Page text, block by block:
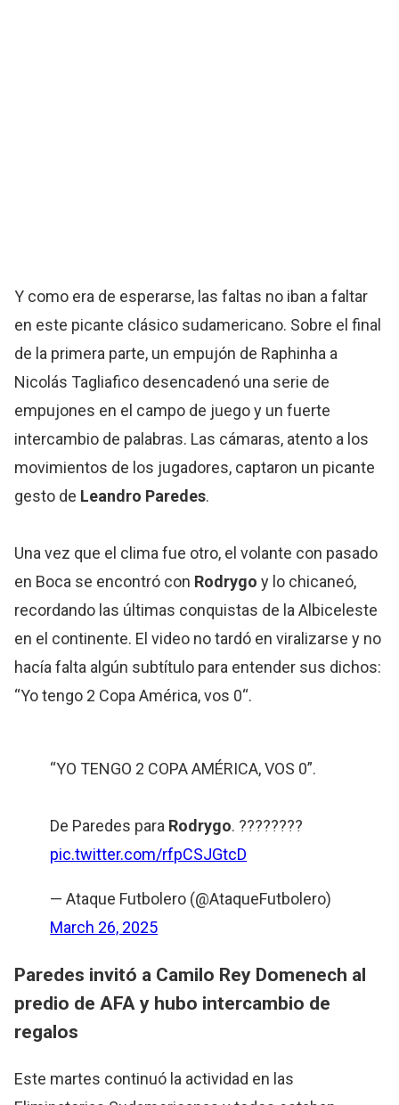
Y como era de esperarse, las faltas no iban a faltar
en este picante clásico sudamericano. Sobre el final
de la primera parte, un empujón de Raphinha a
Nicolás Tagliafico desencadenó una serie de
empujones en el campo de juego y un fuerte
intercambio de palabras. Las cámaras, atento a los
movimientos de los jugadores, captaron un picante
gesto de Leandro Paredes.
Una vez que el clima fue otro, el volante con pasado
en Boca se encontró con Rodrygo y lo chicaneó,
recordando las últimas conquistas de la Albiceleste
en el continente. El video no tardó en viralizarse y no
hacía falta algún subtítulo para entender sus dichos:
“Yo tengo 2 Copa América, vos 0“.
“YO TENGO 2 COPA AMÉRICA, VOS 0”.
De Paredes para Rodrygo. ????????
pic.twitter.com/rfpCSJGtcD
— Ataque Futbolero (@AtaqueFutbolero)
March 26, 2025
Paredes invitó a Camilo Rey Domenech al
predio de AFA y hubo intercambio de
regalos
Este martes continuó la actividad en las